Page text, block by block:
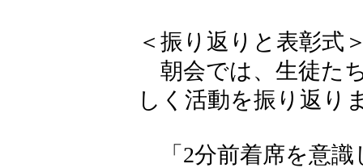
＜振り返りと表彰式
朝会では、生徒た
しく活動を振り返り
「2分前着席を意識